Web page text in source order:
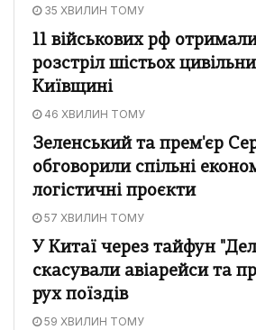
35 ХВИЛИН ТОМУ
11 військових рф
розстріл шістьох
Київщині
46 ХВИЛИН ТОМУ
Зеленський та прем'єр
обговорили спільні
логістичні проєкти
57 ХВИЛИН ТОМУ
У Китаї через тайфун
скасували авіарейси та
рух поїздів
59 ХВИЛИН ТОМУ